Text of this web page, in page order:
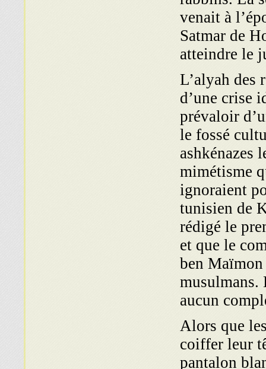
venait à
Satmar de
atteindre le
L’alyah des
d’une crise
prévaloir
le fossé
ashkénazes
mimétisme
ignoraient
tunisien de
rédigé le
et que le
ben
musulmans.
aucun
Alors que
coiffer leur
pantalon